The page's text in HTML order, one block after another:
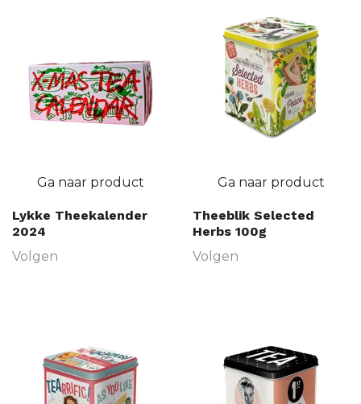
Ga naar product
Lykke Theekalender
2024
Volgen
Ga naar product
Theeblik Selected
Herbs 100g
Volgen